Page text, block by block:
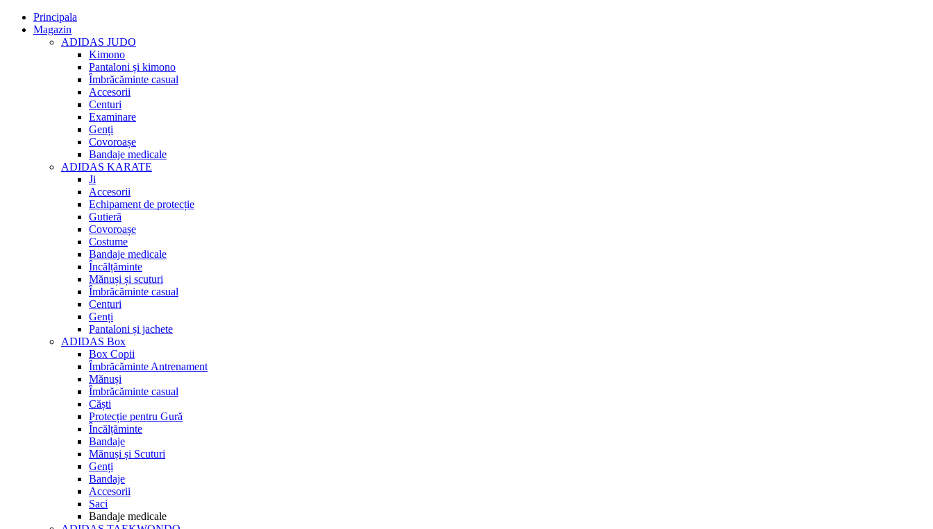
Principala
Magazin
ADIDAS JUDO
Kimono
Pantaloni și kimono
Îmbrăcăminte casual
Accesorii
Centuri
Examinare
Genți
Covoroașe
Bandaje medicale
ADIDAS KARATE
Ji
Accesorii
Echipament de protecție
Gutieră
Covoroașe
Costume
Bandaje medicale
Încălțăminte
Mănuși și scuturi
Îmbrăcăminte casual
Centuri
Genți
Pantaloni și jachete
ADIDAS Box
Box Copii
Îmbrăcăminte Antrenament
Mănuși
Îmbrăcăminte casual
Căști
Protecție pentru Gură
Încălțăminte
Bandaje
Mănuși și Scuturi
Genți
Bandaje
Accesorii
Saci
Bandaje medicale